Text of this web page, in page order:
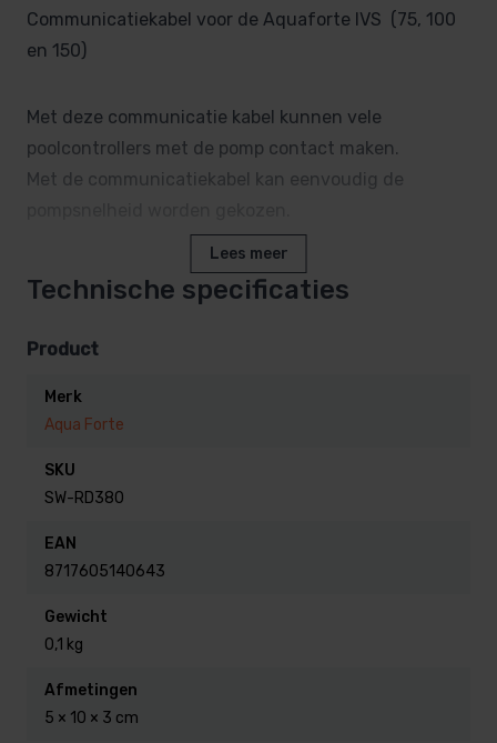
Communicatiekabel voor de Aquaforte IVS (75, 100
en 150)
Met deze communicatie kabel kunnen vele
poolcontrollers met de pomp contact maken.
Met de communicatiekabel kan eenvoudig de
Lengte ca 2,5 meter, kan eventueel eenvoudig
Lees meer
Technische specificaties
Product
Merk
Aqua Forte
SKU
SW-RD380
EAN
8717605140643
Gewicht
0,1 kg
Afmetingen
5 × 10 × 3 cm